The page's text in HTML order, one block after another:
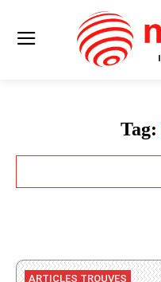
Tag:
ARTICLES TROUVES